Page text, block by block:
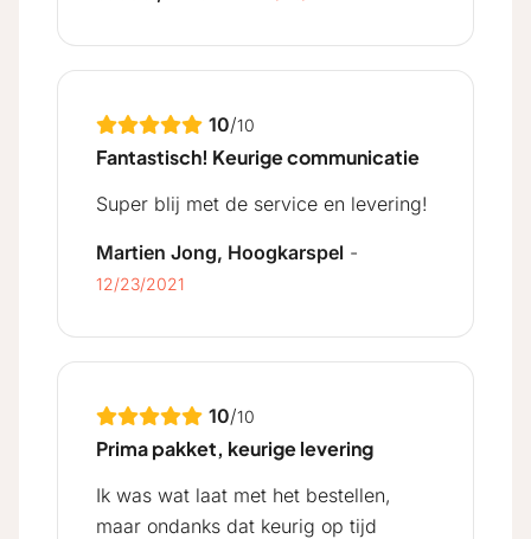
10/10
Fantastisch! Keurige communicatie
Super blij met de service en levering!
Martien Jong, Hoogkarspel -
12/23/2021
10/10
Prima pakket, keurige levering
Ik was wat laat met het bestellen,
maar ondanks dat keurig op tijd